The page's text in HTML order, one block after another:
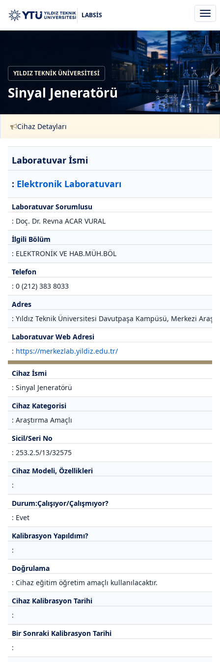
aç/
LABSİS
YILDIZ TEKNIK ÜNIVERSITESI
Sinyal Jeneratörü
Cihaz Detayları
Laboratuvar İsmi
: Elektronik Laboratuvarı
Laboratuvar Sorumlusu
: Doç. Dr. Revna ACAR VURAL
İlgili Bölüm
: ELEKTRONİK VE HAB.MÜH.BÖL
Telefon
: 0 (212) 383 8033
Adres
: Yıldız Teknik Üniversitesi Davutpaşa Kampüsü, Merkezi
Laboratuvar Web Adresi
: https://merkezlab.yildiz.edu.tr/
Cihaz İsmi
: Sinyal Jeneratörü
Cihaz Kategorisi
: Araştırma Amaçlı
Sicil/Seri No
: 253.2.5/13/32575
Cihaz Modeli, Özellikleri
:
Durum:Çalışıyor/Çalışmıyor?
: Evet
Kalibrasyon Yapıldımı?
:
Doğrulama
: Cihaz eğitim öğretim amaçlı kullanılacaktır.
Cihaz Kalibrasyon Tarihi
:
Bir Sonraki Kalibrasyon Tarihi
: